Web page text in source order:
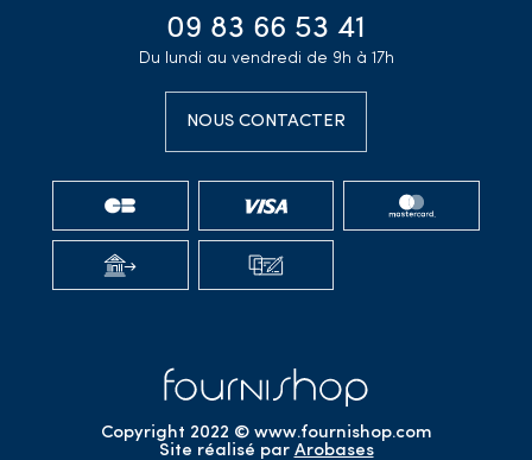
09 83 66 53 41
Du lundi au vendredi de 9h à 17h
NOUS CONTACTER
Copyright 2022 © www.fournishop.com
Site réalisé par Arobases